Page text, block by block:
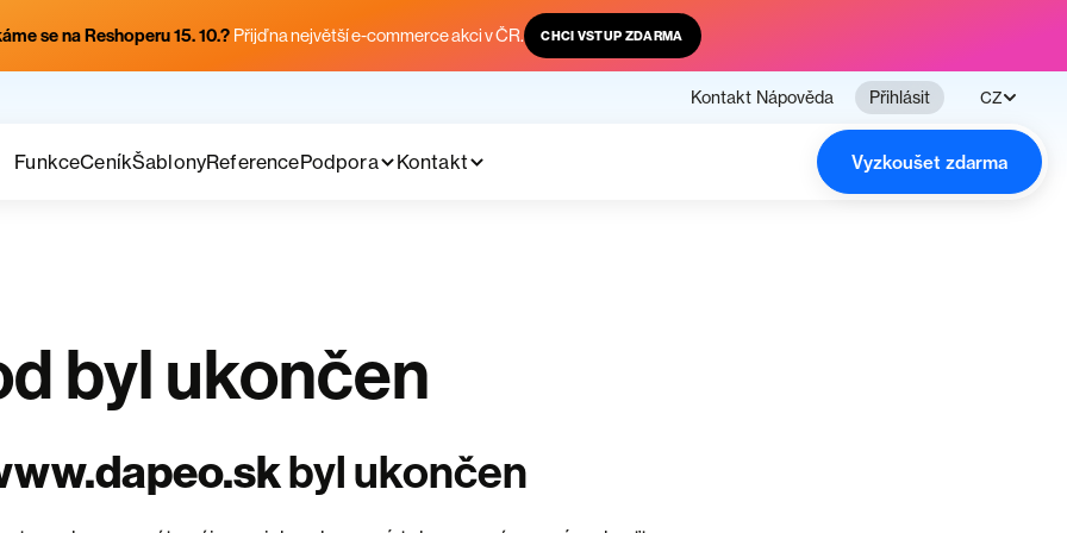
se na Reshoperu 15. 10.? Přijď na největší e-commerce akci v ČR. CHCI VSTUP ZDARMA
Kontakt Nápověda Přihlásit CZ
FunkceCeníkŠablonyReferencePodpora Kontakt Vyzkoušet zdarma
byl ukončen
byl ukončen